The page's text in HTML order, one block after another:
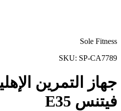
Sole Fitness
SKU: SP-CA7789
جهاز التمرين
فيتنس E35